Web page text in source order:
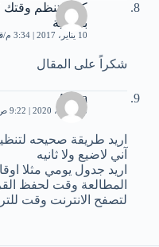
بفعالية
10 يناير، 2017 | 3:34 م
شكراً على المقال
Aicha
18 أبريل، 2020 | 9:22 ص
اريد طريقة صحيحه
آني لاضيع ولا ثانيه
اريد جدول يومي مثلا
المطالعة وقت لحفظ
لتصفح الانترنت وقت